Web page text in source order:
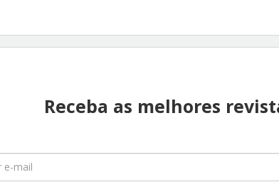
Receba as melhores